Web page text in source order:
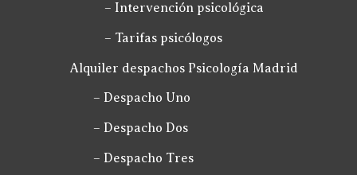
– Intervención psicológica
– Tarifas psicólogos
Alquiler despachos Psicología Madrid
– Despacho Uno
– Despacho Dos
– Despacho Tres